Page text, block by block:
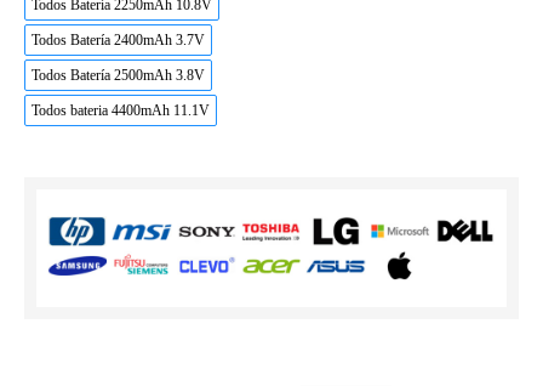
Todos Batería 2250mAh 10.8V
Todos Batería 2400mAh 3.7V
Todos Batería 2500mAh 3.8V
Todos bateria 4400mAh 11.1V